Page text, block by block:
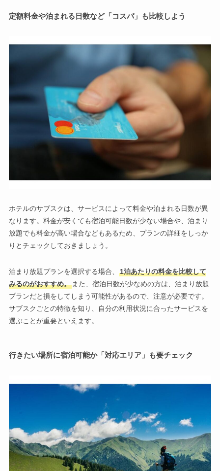
定額料金や泊まれる日数など「コスパ」も比較しよう
ホテルのサブスクは、サービスによって料金や泊まれる日数が異
なります。料金が安くても宿泊可能日数が少ない場合や、泊まり
放題でも料金が高い場合などもあるため、プランの詳細をしっか
りとチェックしておきましょう。
泊まり放題プランを選択する場合、
1泊あたりの料金を比較して
みるのがおすすめ。また、宿泊日数が少なめの方は、泊まり放題
プランだと損をしてしまう可能性があるので、注意が必要です。
サブスクごとの特徴を知り、自分の利用状況に合ったサービスを
選ぶことが重要といえます。
行きたい場所に宿泊可能か「対応エリア」も要チェック